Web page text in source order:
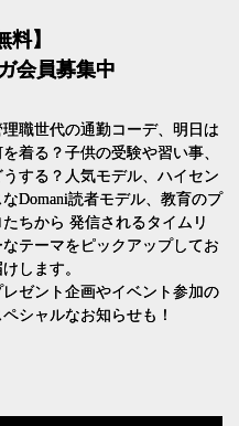
料】
会員募集中
理職世代の通勤コーデ、明日は
を着る？子供の受験や習い事、
うする？人気モデル、ハイセン
なDomani読者モデル、教育のプ
たちから 発信されるタイムリ
なテーマをピックアップしてお
けします。
レゼント企画やイベント参加の
ペシャルなお知らせも！